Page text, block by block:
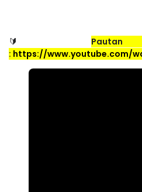
🔰
: https://www.youtube.com/